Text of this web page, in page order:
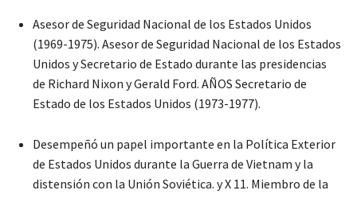
Asesor de Seguridad Nacional de los Estados Unidos
(1969-1975). Asesor de Seguridad Nacional de los Estados
Unidos y Secretario de Estado durante las presidencias
de Richard Nixon y Gerald Ford. AÑOS Secretario de
Estado de los Estados Unidos (1973-1977).
Desempeñó un papel importante en la Política Exterior
de Estados Unidos durante la Guerra de Vietnam y la
distensión con la Unión Soviética. y X 11. Miembro de la